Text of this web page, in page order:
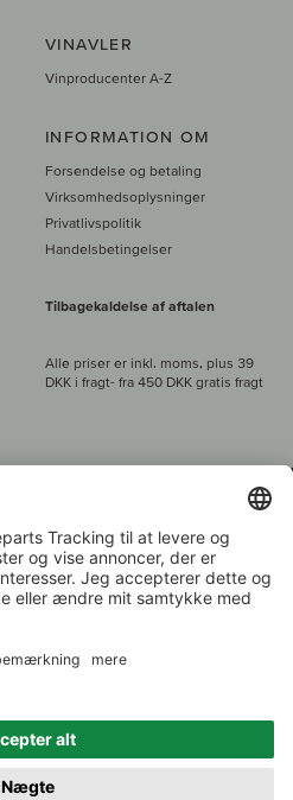
VINAVLER
Vinproducenter A-Z
INFORMATION OM
Forsendelse og betaling
Virksomhedsoplysninger
Privatlivspolitik
Handelsbetingelser
Tilbagekaldelse af aftalen
Alle priser er inkl. moms, plus 39
DKK i fragt- fra 450 DKK gratis fragt
Kundeservice:
+49 421 696 797-0
Vinhandler